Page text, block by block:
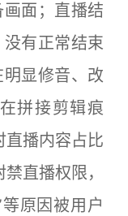
面；直播结
有正常结束
显修音、改
拼接剪辑痕
直播内容占比
直播权限，
原因被用户